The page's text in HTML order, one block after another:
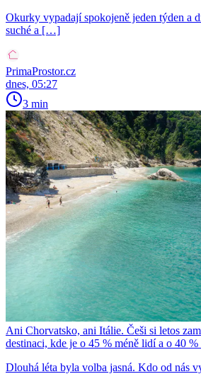
Okurky vypadají spokojeně jeden týden a
suché a […]
PrimaProstor.cz
dnes, 05:27
3 min
Ani Chorvatsko, ani Itálie. Češi si letos
destinaci, kde je o 45 % méně lidí a o 40
Dlouhá léta byla volba jasná. Kdo od nás